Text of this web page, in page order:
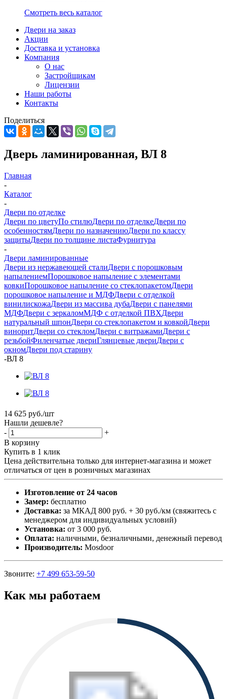
Смотреть весь каталог
Двери на заказ
Акции
Доставка и установка
Компания
О нас
Застройщикам
Лицензии
Наши работы
Контакты
Поделиться
Дверь ламинированная, ВЛ 8
Главная
-
Каталог
-
Двери по отделке
Двери по цветуПо стилюДвери по отделкеДвери по
особенностямДвери по назначениюДвери по классу
защитыДвери по толщине листаФурнитура
-
Двери ламинированные
Двери из нержавеющей сталиДвери с порошковым
напылениемПорошковое напыление с элементами
ковкиПорошковое напыление со стеклопакетомДвери
порошковое напыление и МДФДвери с отделкой
винилискожаДвери из массива дубаДвери с панелями
МДФДвери с зеркаломМДФ с отделкой ПВХДвери
натуральный шпонДвери со стеклопакетом и ковкойДвери
виноритДвери со стекломДвери с витражамиДвери с
резьбойФиленчатые двериГлянцевые двериДвери с
окномДвери под старину
-ВЛ 8
14 625 руб./шт
Нашли дешевле?
-
+
В корзину
Купить в 1 клик
Цена действительна только для интернет-магазина и может
отличаться от цен в розничных магазинах
Изготовление от 24 часов
Замер: бесплатно
Доставка: за МКАД 800 руб. + 30 руб./км (свяжитесь с
менеджером для индивидуальных условий)
Установка: от 3 000 руб.
Оплата: наличными, безналичными, денежный перевод
Производитель: Mosdoor
Звоните: +7 499 653-59-50
Как мы работаем